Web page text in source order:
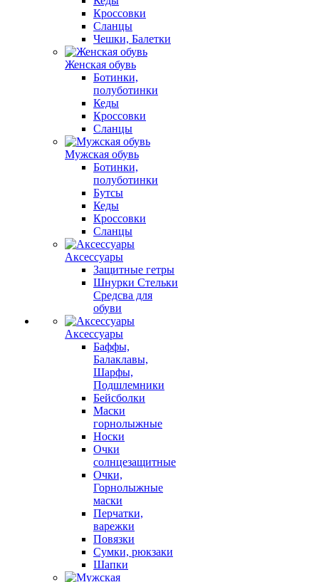
Кроссовки
Сланцы
Чешки, Балетки
Женская обувь
Ботинки,
полуботинки
Кеды
Кроссовки
Сланцы
Мужская обувь
Ботинки,
полуботинки
Бутсы
Кеды
Кроссовки
Сланцы
Аксессуары
Защитные гетры
Шнурки Стельки
Средсва для
обуви
Аксессуары
Баффы,
Балаклавы,
Шарфы,
Подшлемники
Бейсболки
Маски
горнолыжные
Носки
Очки
солнцезащитные
Очки,
Горнолыжные
маски
Перчатки,
варежки
Повязки
Сумки, рюкзаки
Шапки